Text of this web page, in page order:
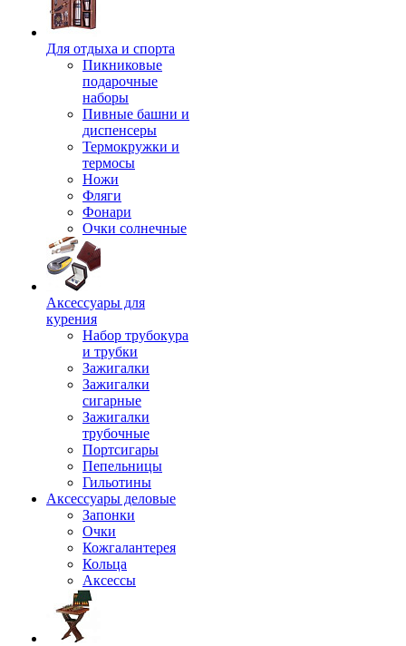
Для отдыха и спорта
Пикниковые
подарочные
наборы
Пивные башни и
диспенсеры
Термокружки и
термосы
Ножи
Фляги
Фонари
Очки солнечные
Аксессуары для
курения
Набор трубокура
и трубки
Зажигалки
Зажигалки
сигарные
Зажигалки
трубочные
Портсигары
Пепельницы
Гильотины
Аксессуары деловые
Запонки
Очки
Кожгалантерея
Кольца
Аксессы